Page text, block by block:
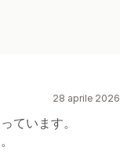
28 aprile 2026
ています。